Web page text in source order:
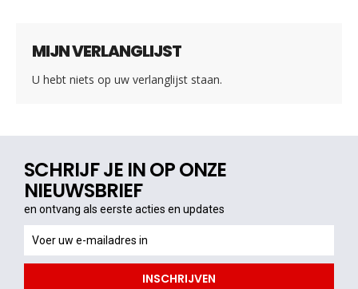
MIJN VERLANGLIJST
U hebt niets op uw verlanglijst staan.
SCHRIJF JE IN OP ONZE
NIEUWSBRIEF
en ontvang als eerste acties en updates
ontvang
als
INSCHRIJVEN